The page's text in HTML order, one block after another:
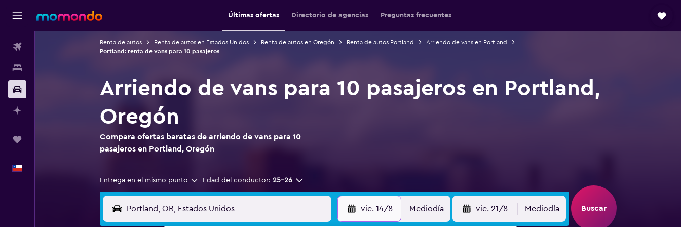
Últimas ofertas Directorio de agencias Preguntas frecuentes
Renta de autos Renta de autos en Estados Unidos Renta de autos en Oregón Renta de autos Portland
Arriendo de vans en Portland
Portland: renta de vans para 10 pasajeros
Arriendo de vans para 10 pasajeros en Portland,
Oregón
Compara ofertas baratas de arriendo de vans para 10
pasajeros en Portland, Oregón
Entrega en el mismo punto Edad del conductor: 25-26
vie. 14/8 Mediodía vie. 21/8 Mediodía Buscar